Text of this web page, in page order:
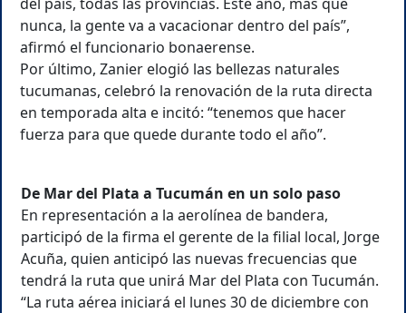
nunca, la gente va a vacacionar dentro del país”,
afirmó el funcionario bonaerense.
Por último, Zanier elogió las bellezas naturales
tucumanas, celebró la renovación de la ruta directa
en temporada alta e incitó: “tenemos que hacer
fuerza para que quede durante todo el año”.
De Mar del Plata a Tucumán en un solo paso
En representación a la aerolínea de bandera,
participó de la firma el gerente de la filial local, Jorge
Acuña, quien anticipó las nuevas frecuencias que
tendrá la ruta que unirá Mar del Plata con Tucumán.
“La ruta aérea iniciará el lunes 30 de diciembre con